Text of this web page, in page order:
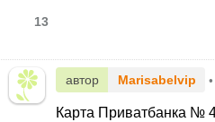
13
автор Marisabelvip •
Карта Приватбанка №